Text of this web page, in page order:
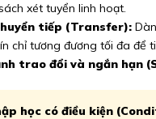
xét tuyển linh hoạt.
tiếp (Transfer):
chỉ tương đương tối đa để
trao đổi và ngắn hạn
học có điều kiện